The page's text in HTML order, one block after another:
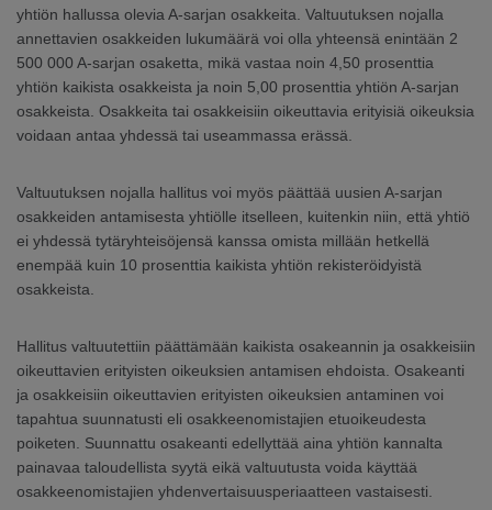
yhtiön hallussa olevia A-sarjan osakkeita. Valtuutuksen nojalla
annettavien osakkeiden lukumäärä voi olla yhteensä enintään 2
500 000 A-sarjan osaketta, mikä vastaa noin 4,50 prosenttia
yhtiön kaikista osakkeista ja noin 5,00 prosenttia yhtiön A-sarjan
osakkeista. Osakkeita tai osakkeisiin oikeuttavia erityisiä oikeuksia
voidaan antaa yhdessä tai useammassa erässä.
Valtuutuksen nojalla hallitus voi myös päättää uusien A-sarjan
osakkeiden antamisesta yhtiölle itselleen, kuitenkin niin, että yhtiö
ei yhdessä tytäryhteisöjensä kanssa omista millään hetkellä
enempää kuin 10 prosenttia kaikista yhtiön rekisteröidyistä
osakkeista.
Hallitus valtuutettiin päättämään kaikista osakeannin ja osakkeisiin
oikeuttavien erityisten oikeuksien antamisen ehdoista. Osakeanti
ja osakkeisiin oikeuttavien erityisten oikeuksien antaminen voi
tapahtua suunnatusti eli osakkeenomistajien etuoikeudesta
poiketen. Suunnattu osakeanti edellyttää aina yhtiön kannalta
painavaa taloudellista syytä eikä valtuutusta voida käyttää
osakkeenomistajien yhdenvertaisuusperiaatteen vastaisesti.